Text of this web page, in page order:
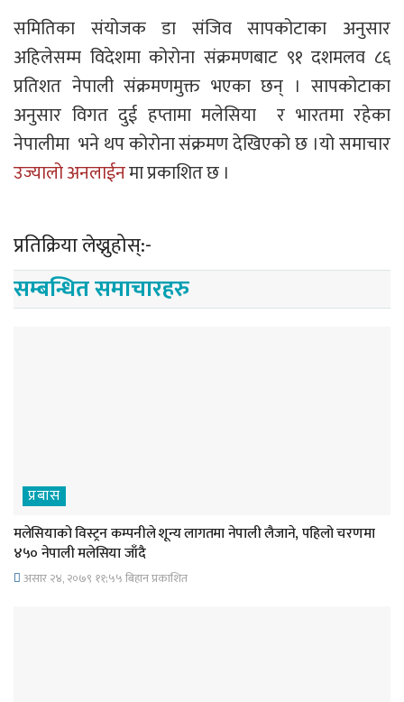
समितिका संयोजक डा संजिव सापकोटाका अनुसार
अहिलेसम्म विदेशमा कोरोना संक्रमणबाट ९१ दशमलव ८६
प्रतिशत नेपाली संक्रमणमुक्त भएका छन् । सापकोटाका
अनुसार विगत दुई हप्तामा मलेसिया र भारतमा रहेका
नेपालीमा भने थप कोरोना संक्रमण देखिएको छ ।यो समाचार
उज्यालो अनलाईनमा प्रकाशित छ ।
प्रतिक्रिया लेख्नुहोस्:-
सम्बन्धित समाचारहरु
प्रबास
मलेसियाको विस्ट्रन कम्पनीले शून्य लागतमा नेपाली लैजाने, पहिलो चरणमा
४५० नेपाली मलेसिया जाँदै
असार २४, २०७९ ११;५५ बिहान प्रकाशित